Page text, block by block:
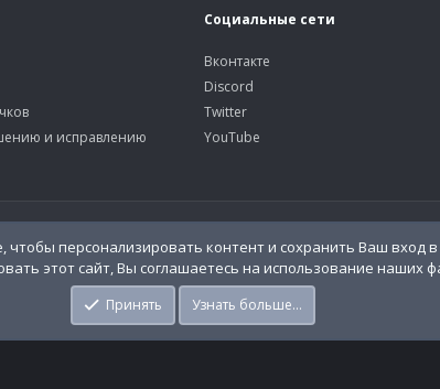
и исправлению
Социальные сети
Вконтакте
Discord
Twitter
YouTube
персонализировать контент и сохранить Ваш вход в
этот сайт, Вы соглашаетесь на использование наших
Принять Узнать больше…